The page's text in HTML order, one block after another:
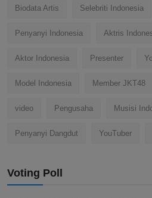
Biodata Artis Selebriti Indonesia
Penyanyi Indonesia Aktris
Aktor Indonesia Presenter
Model Indonesia Member JKT48
video Pengusaha Musisi
Penyanyi Dangdut YouTuber
Voting Poll